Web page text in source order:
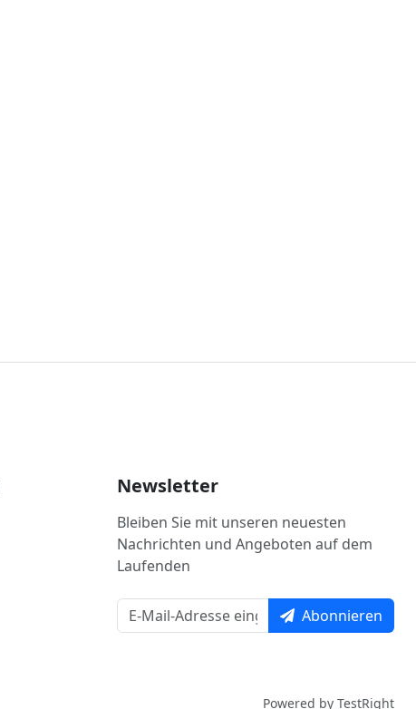
Newsletter
Bleiben Sie mit unseren neuesten
Nachrichten und Angeboten auf dem
Laufenden
Abonnieren
Powered by TestRight